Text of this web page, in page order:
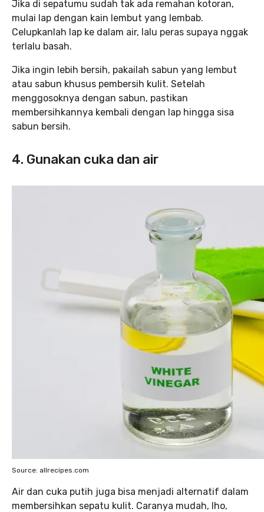
Jika di sepatumu sudah tak ada remahan kotoran,
mulai lap dengan kain lembut yang lembab.
Celupkanlah lap ke dalam air, lalu peras supaya nggak
terlalu basah.
Jika ingin lebih bersih, pakailah sabun yang lembut
atau sabun khusus pembersih kulit. Setelah
menggosoknya dengan sabun, pastikan
membersihkannya kembali dengan lap hingga sisa
sabun bersih.
4. Gunakan cuka dan air
Source: allrecipes.com
Air dan cuka putih juga bisa menjadi alternatif dalam
membersihkan sepatu kulit. Caranya mudah, lho,